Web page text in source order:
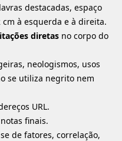
destacadas, espaço
à esquerda e à direita.
diretas no corpo do
neologismos, usos
se utiliza negrito nem
URL.
finais.
de fatores, correlação,